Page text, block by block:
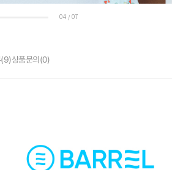
04 / 07
(9)상품문의 (0)